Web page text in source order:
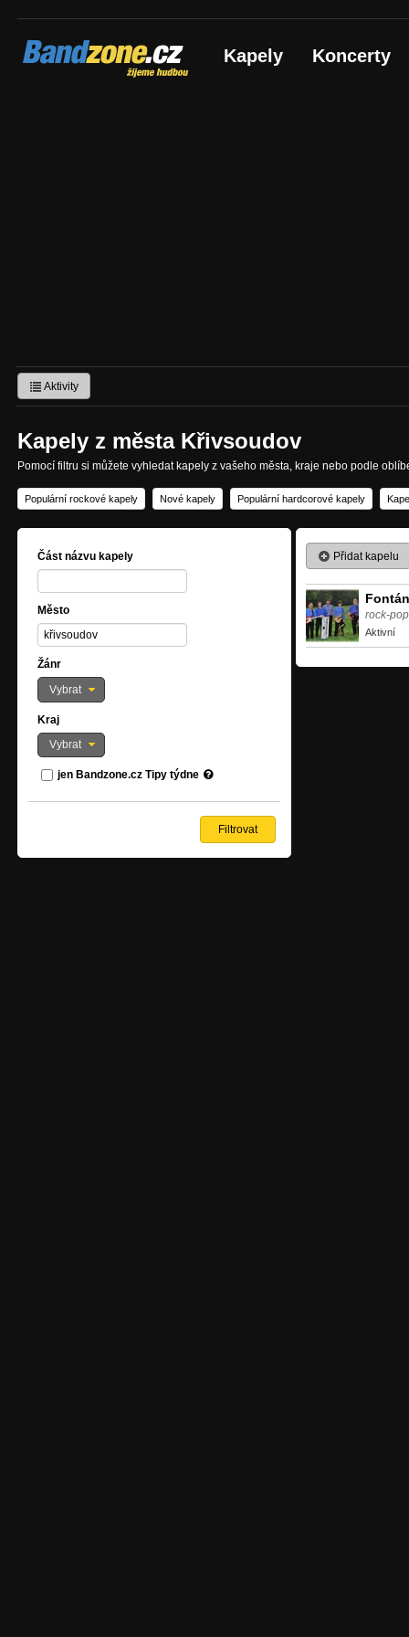
Bandzone.cz
žijeme hudbou Kapely Koncerty
Aktivity
Kapely z města Křivsoudov
Pomocí filtru si můžete vyhledat kapely z vašeho města, kraje nebo podle
Populární rockové kapely Nové kapely Populární hardcorové kapely
Část názvu kapely
Město
Žánr
Vybrat
Kraj
Vybrat
jen Bandzone.cz Tipy týdne
Přidat kapelu
rock-pop
Aktivní